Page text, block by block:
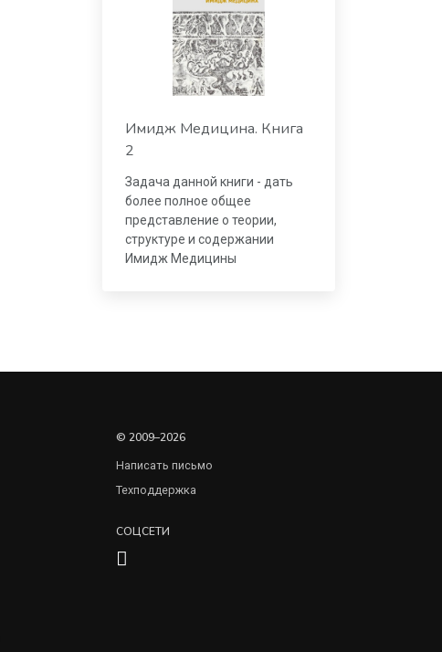
Имидж Медицина. Книга
2
Задача данной книги - дать
более полное общее
представление о теории,
структуре и содержании
Имидж Медицины
© 2009–2026
Написать письмо
Техподдержка
СОЦСЕТИ